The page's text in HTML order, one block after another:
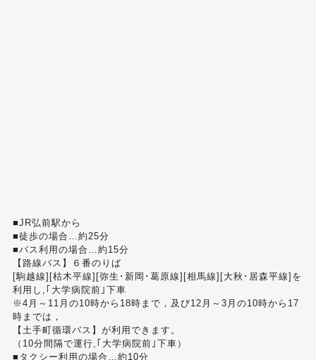
■JR弘前駅から
■徒歩の場合…約25分
■バス利用の場合…約15分
【路線バス】６番のりば
[駒越線][枯木平線][弥生･新岡･葛原線][相馬線][大秋･居森平線]を
利用し,｢大学病院前｣下車
※4月～11月の10時から18時まで，及び12月～3月の10時から17
時までは，
【土手町循環バス】が利用できます。
（10分間隔で運行,｢大学病院前｣下車）
■タクシー利用の場合…約10分